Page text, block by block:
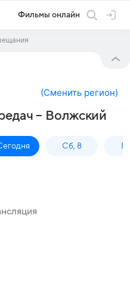
Фильмы онлайн
(Сменить регион)
– Волжский
Сб, 8